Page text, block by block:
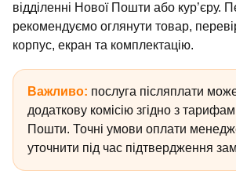
відділенні Нової Пошти або кур’єру.
рекомендуємо оглянути товар,
корпус, екран та комплектацію.
Важливо: послуга післяплати
додаткову комісію згідно з
Пошти. Точні умови оплати
уточнити під час підтвердження